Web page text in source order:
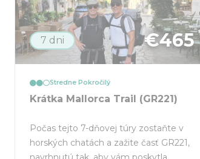
7 dni €465
Stredne Pokročilý
Krátka Mallorca Trail (GR221)
Počas tejto 7-dňovej túry zostaňte v
horských chatách a zažite časť GR221,